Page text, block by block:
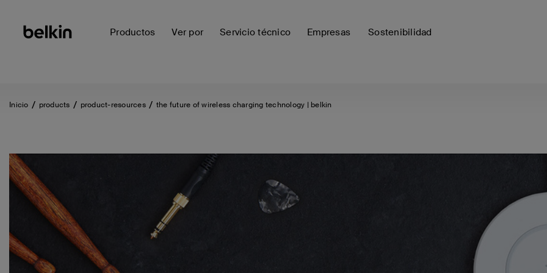
Productos Ver por Servicio técnico Empresas Sostenibilidad
Inicio products product-resources the future of wireless charging technology | belkin